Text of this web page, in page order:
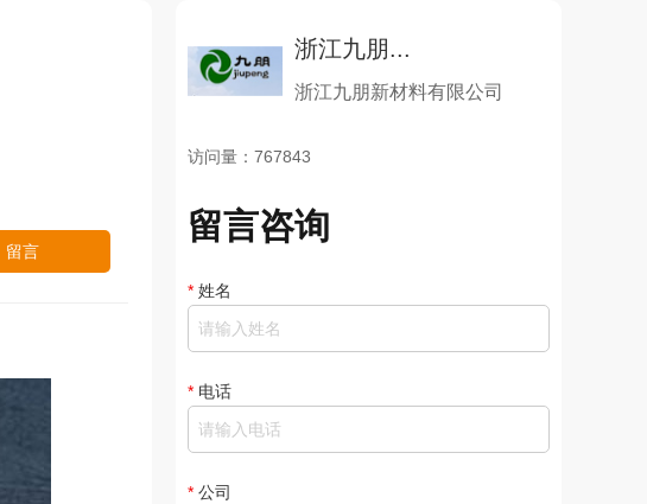
留言
浙江九朋...
浙江九朋新材料有限公司
访问量：767843
留言咨询
* 姓名
* 电话
* 公司